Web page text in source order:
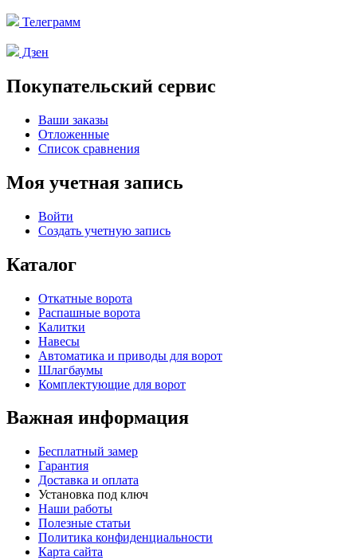
Телеграмм
Дзен
Покупательский сервис
Ваши заказы
Отложенные
Список сравнения
Моя учетная запись
Войти
Создать учетную запись
Каталог
Откатные ворота
Распашные ворота
Калитки
Навесы
Автоматика и приводы для ворот
Шлагбаумы
Комплектующие для ворот
Важная информация
Бесплатный замер
Гарантия
Доставка и оплата
Установка под ключ
Наши работы
Полезные статьи
Политика конфиденциальности
Карта сайта